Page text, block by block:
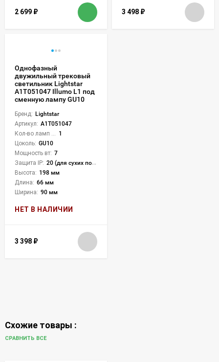
2 699 ₽ 3 498 ₽
Однофазный
двужильный трековый
светильник Lightstar
A1T051047 Illumo L1 под
сменную лампу GU10
Бренд: Lightstar
Артикул: A1T051047
1
Цоколь: GU10
Мощность вт: 7
Защита IP: 20 (для сухих пом.)
Высота: 198 мм
Длина: 66 мм
Ширина: 90 мм
НЕТ В НАЛИЧИИ
3 398 ₽
Схожие товары :
СРАВНИТЬ ВСЕ